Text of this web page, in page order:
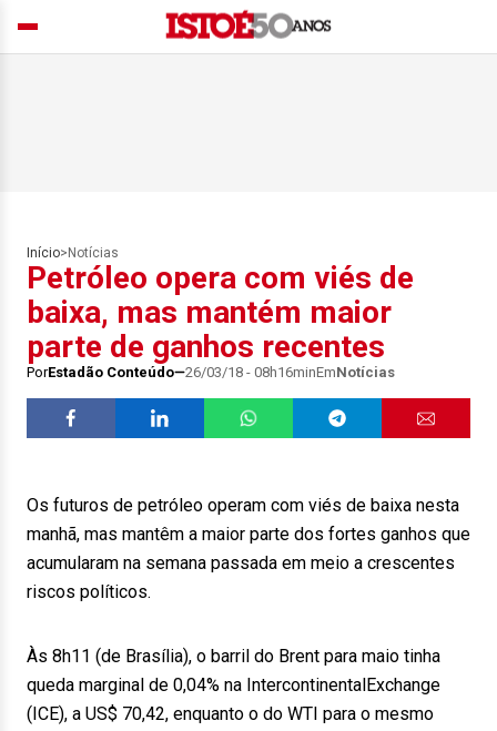
Início> Notícias
Petróleo opera com viés de
baixa, mas mantém maior
parte de ganhos recentes
PorEstadão Conteúdo 26/03/18 - 08h16minEmNotícias
Os futuros de petróleo operam com viés de baixa nesta
manhã, mas mantêm a maior parte dos fortes ganhos que
acumularam na semana passada em meio a crescentes
riscos políticos.
Às 8h11 (de Brasília), o barril do Brent para maio tinha
queda marginal de 0,04% na IntercontinentalExchange
(ICE), a US$ 70,42, enquanto o do WTI para o mesmo